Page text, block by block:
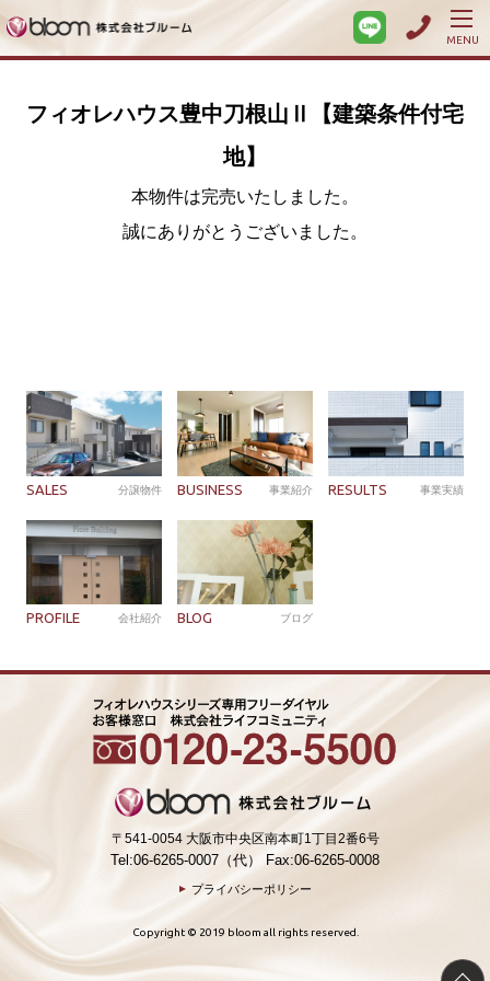
MENU
フィオレハウス豊中刀根山Ⅱ【建築条件付宅
地】
本物件は完売いたしました。
誠にありがとうございました。
SALES 分譲物件 BUSINESS 事業紹介 RESULTS 事業実績
PROFILE 会社紹介 BLOG ブログ
〒541-0054 大阪市中央区南本町1丁目2番6号
Tel:06-6265-0007（代） Fax:06-6265-0008
プライバシーポリシー
Copyright © 2019 bloom all rights reserved.